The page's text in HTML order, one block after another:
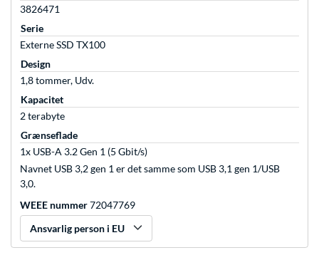
3826471
Serie
Externe SSD TX100
Design
1,8 tommer, Udv.
Kapacitet
2 terabyte
Grænseflade
1x USB-A 3.2 Gen 1 (5 Gbit/s)
Navnet USB 3,2 gen 1 er det samme som USB 3,1 gen 1/USB
3,0.
WEEE nummer72047769
Ansvarlig person i EU